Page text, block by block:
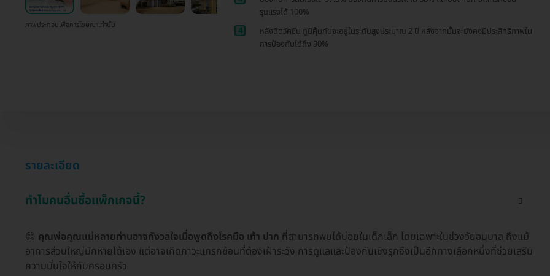
ภาพประกอบเพื่อการโฆษณาเท่านั้น
รุนแรงได้ 100%
4
หลังฉีดวัคซีน ภูมิคุ้มกันจะอยู่ในระดับสูงประมาณ 2 ปี หลังจากนั้นจะยังคงมีประสิทธิภาพใน
การป้องกันได้ถึง 90%
รายละเอียด
ทำไมคนอื่นซื้อแพ็กเกจนี้?
😊 คุณพ่อคุณแม่หลายท่านอาจกังวลใจเมื่อพูดถึงโรคมือ เท้า ปาก ที่สามารถพบได้บ่อยในเด็กเล็ก โดยเฉพาะในช่วงวัยอนุบาล ถึงแม้
อาการส่วนใหญ่มักหายได้เอง แต่อาจเกิดภาวะแทรกซ้อนที่ต้องเฝ้าระวัง การดูแลและป้องกันเชิงรุกจึงเป็นอีกทางเลือกหนึ่งที่ช่วยเสริม
ความมั่นใจให้กับครอบครัว